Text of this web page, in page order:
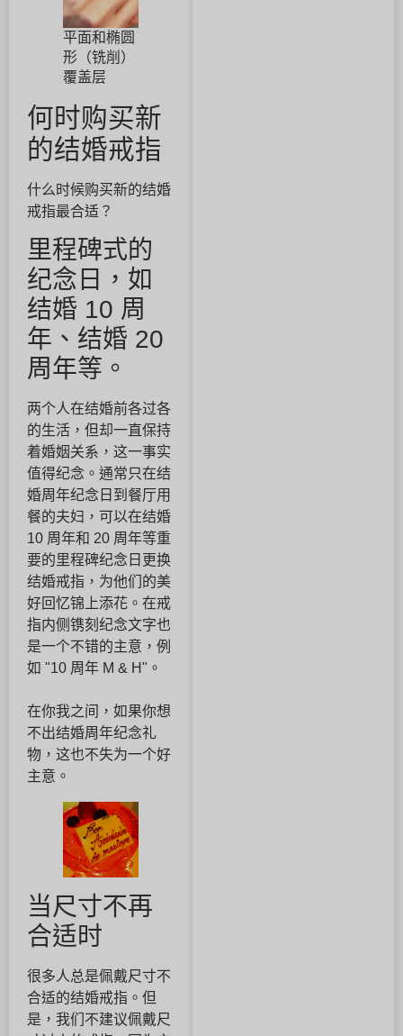
平面和椭圆
形（铣削）
覆盖层
何时购买新
的结婚戒指
什么时候购买新的结婚
戒指最合适？
里程碑式的
纪念日，如
结婚 10 周
年、结婚 20
周年等。
两个人在结婚前各过各
的生活，但却一直保持
着婚姻关系，这一事实
值得纪念。通常只在结
婚周年纪念日到餐厅用
餐的夫妇，可以在结婚
10 周年和 20 周年等重
要的里程碑纪念日更换
结婚戒指，为他们的美
好回忆锦上添花。在戒
指内侧镌刻纪念文字也
是一个不错的主意，例
如 "10 周年 M & H"。
在你我之间，如果你想
不出结婚周年纪念礼
物，这也不失为一个好
主意。
当尺寸不再
合适时
很多人总是佩戴尺寸不
合适的结婚戒指。但
是，我们不建议佩戴尺